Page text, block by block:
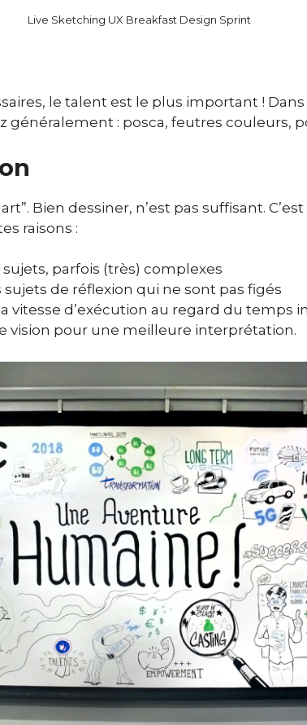
Live Sketching UX Breakfast Design Sprint
le talent est le plus important ! Dans
généralement : posca, feutres couleurs,
Bien dessiner, n’est pas suffisant.
raisons :
parfois (très) complexes
sujets de réflexion qui ne sont pas figés
vitesse d’exécution au regard du temps
vision pour une meilleure interprétation.